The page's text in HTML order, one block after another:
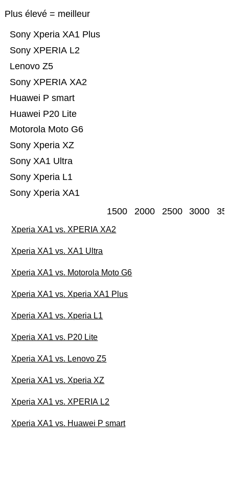
Plus élevé = meilleur
Sony Xperia XA1
Sony Xperia L1
Sony XA1 Ultra
Sony Xperia XZ
Motorola Moto G6
Huawei P20 Lite
Huawei P smart
Sony XPERIA XA2
Lenovo Z5
Sony XPERIA L2
Sony Xperia XA1 Plus
1500 2000 2500 3000
Xperia XA1 vs. XPERIA XA2
Xperia XA1 vs. XA1 Ultra
Xperia XA1 vs. Motorola Moto G6
Xperia XA1 vs. Xperia XA1 Plus
Xperia XA1 vs. Xperia L1
Xperia XA1 vs. P20 Lite
Xperia XA1 vs. Lenovo Z5
Xperia XA1 vs. Xperia XZ
Xperia XA1 vs. XPERIA L2
Xperia XA1 vs. Huawei P smart